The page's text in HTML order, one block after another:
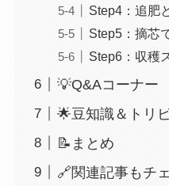
Step4：追肥
Step5：摘芯
Step6：収穫
💡Q&Aコーナー
🌟豆知識＆トリ
📝まとめ
🔗関連記事もチ